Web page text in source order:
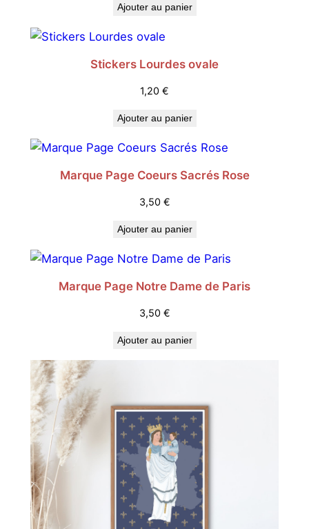
Ajouter au panier
Stickers Lourdes ovale
1,20 €
Ajouter au panier
Marque Page Coeurs Sacrés Rose
3,50 €
Ajouter au panier
Marque Page Notre Dame de Paris
3,50 €
Ajouter au panier